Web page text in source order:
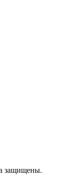
защищены.